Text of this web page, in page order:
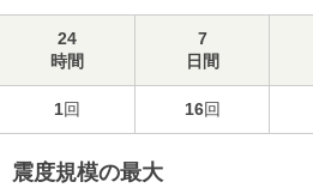
24
時間
7
日間
1回 16回
震度規模の最大